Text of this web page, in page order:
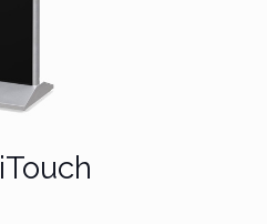
iTouch